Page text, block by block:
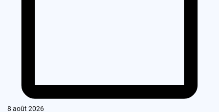
8 août 2026